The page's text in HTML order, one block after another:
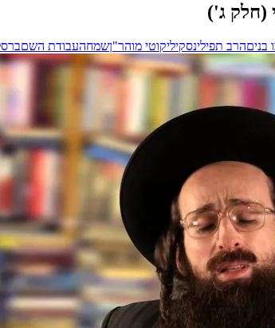
(חלק ג')
בניםהרב תפילינסקיליקוטי מוהר"ןשמחהעבודת השם